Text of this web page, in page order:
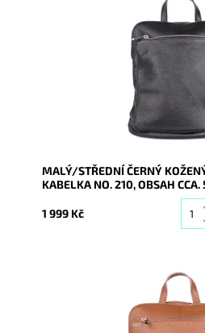
Kožený černý batoh no. 210
který se díky posuvným
Skladem
9917
Vera Pelle
2 roky
MALÝ/STŘEDNÍ ČERNÝ
KABELKA NO. 210, OBSAH CCA.
1 999 Kč
Kožený hnědý batoh no. 210
který se díky posuvným